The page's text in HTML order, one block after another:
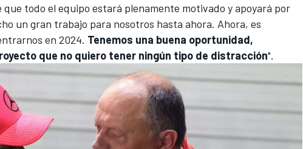
que todo el equipo estará plenamente motivado y apoyará por
un gran trabajo para nosotros hasta ahora. Ahora, es
en 2024. Tenemos una buena oportunidad,
que no quiero tener ningún tipo de distracción".